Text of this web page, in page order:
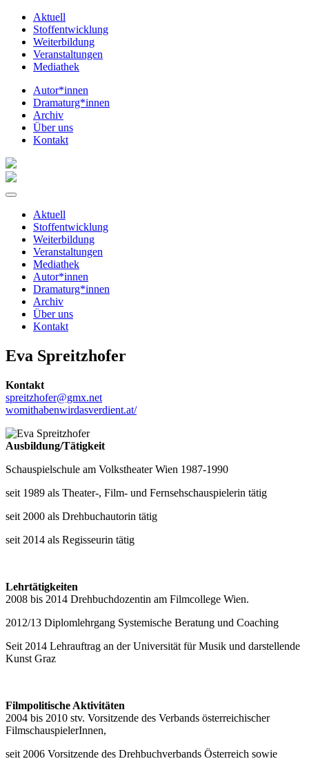
Aktuell
Stoffentwicklung
Weiterbildung
Veranstaltungen
Mediathek
Autor*innen
Dramaturg*innen
Archiv
Über uns
Kontakt
Aktuell
Stoffentwicklung
Weiterbildung
Veranstaltungen
Mediathek
Autor*innen
Dramaturg*innen
Archiv
Über uns
Kontakt
Eva Spreitzhofer
Kontakt
spreitzhofer@gmx.net
womithabenwirdasverdient.at/
Ausbildung/Tätigkeit
Schauspielschule am Volkstheater Wien 1987-1990
seit 1989 als Theater-, Film- und Fernsehschauspielerin tätig
seit 2000 als Drehbuchautorin tätig
seit 2014 als Regisseurin tätig
Lehrtätigkeiten
2008 bis 2014 Drehbuchdozentin am Filmcollege Wien.
2012/13 Diplomlehrgang Systemische Beratung und Coaching
Seit 2014 Lehrauftrag an der Universität für Musik und darstellende
Kunst Graz
Filmpolitische Aktivitäten
2004 bis 2010 stv. Vorsitzende des Verbands österreichischer
FilmschauspielerInnen,
seit 2006 Vorsitzende des Drehbuchverbands Österreich sowie